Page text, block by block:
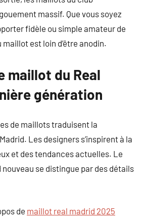
massif. Que vous soyez
fidèle ou simple amateur de
est loin d’être anodin.
maillot du Real
génération
de maillots traduisent la
Les designers s’inspirent à la
et des tendances actuelles. Le
nouveau se distingue par des détails
de maillot real madrid 2025